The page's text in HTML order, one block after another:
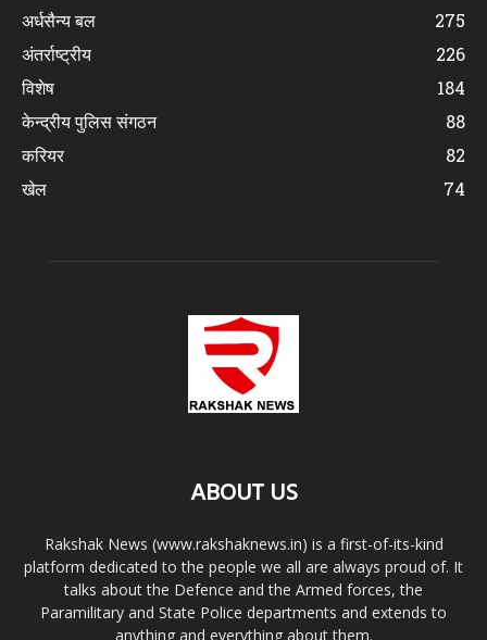
अर्धसैन्य बल
275
अंतर्राष्ट्रीय
226
विशेष
184
केन्द्रीय पुलिस संगठन
88
करियर
82
खेल
74
ABOUT US
Rakshak News (www.rakshaknews.in) is a first-of-its-kind
platform dedicated to the people we all are always proud of. It
talks about the Defence and the Armed forces, the
Paramilitary and State Police departments and extends to
anything and everything about them.